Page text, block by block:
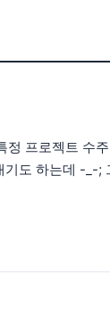
프로젝트 수
도 하는데 -_-;